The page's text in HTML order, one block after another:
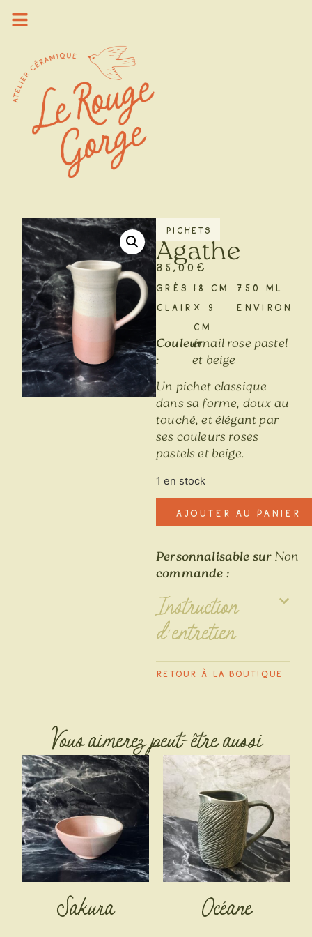
PICHETS
Agathe
35,00 €
GRÈS
CLAIR
18 cm
x 9
cm
750 ml
environ
Couleur
:
émail rose pastel
et beige
Un pichet classique
dans sa forme, doux au
touché, et élégant par
ses couleurs roses
pastels et beige.
1 en stock
Ajouter au panier
Personnalisable sur
commande :
Non
Instruction
d’entretien
Retour À la boutique
Vous aimerez peut-être aussi
Sakura Océane